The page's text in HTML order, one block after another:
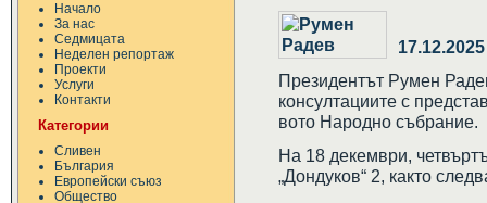
Начало
За нас
Седмицата
Неделен репортаж
Проекти
Услуги
Контакти
Категории
Сливен
България
Европейски съюз
Общество
17.12.2025
Президентът Румен
консултациите с
вото Народно събрание.
На 18 декември,
„Дондуков“ 2, както